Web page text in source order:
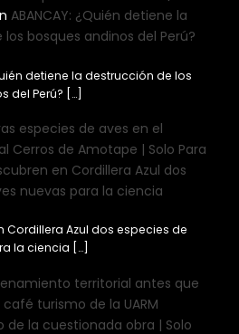
ABANCAY: ¿Quién detiene la
bosques andinos del Perú?
detiene la destrucción de los
del Perú? […]
especies de aves en el
Cerros de Amotape | Solo Para
en Cordillera Azul dos
nuevas para la ciencia
Cordillera Azul dos especies de
la ciencia […]
territorial antes que
turismo de la UARM
de la cuestionada obra | Solo